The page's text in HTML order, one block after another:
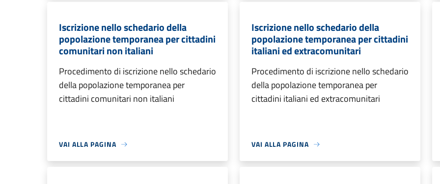
Iscrizione nello schedario della
popolazione temporanea per cittadini
comunitari non italiani
Procedimento di iscrizione nello schedario
della popolazione temporanea per
cittadini comunitari non italiani
VAI ALLA PAGINA
Iscrizione nello schedario della
popolazione temporanea per cittadini
italiani ed extracomunitari
Procedimento di iscrizione nello schedario
della popolazione temporanea per
cittadini italiani ed extracomunitari
VAI ALLA PAGINA